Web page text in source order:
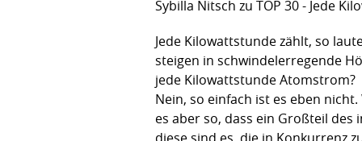
Sybilla Nitsch zu TOP 30 - Jede
Jede Kilowattstunde zählt, so
steigen in schwindelerregende
jede Kilowattstunde Atomstrom?
Nein, so einfach ist es eben
es aber so, dass ein Großteil